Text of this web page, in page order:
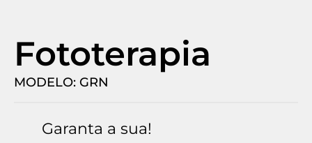
Fototerapia
MODELO: GRN
Garanta a sua!